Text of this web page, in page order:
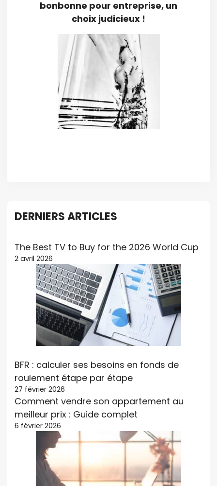
bonbonne pour entreprise, un
choix judicieux !
DERNIERS ARTICLES
The Best TV to Buy for the 2026 World Cup
2 avril 2026
BFR : calculer ses besoins en fonds de
roulement étape par étape
27 février 2026
Comment vendre son appartement au
meilleur prix : Guide complet
6 février 2026